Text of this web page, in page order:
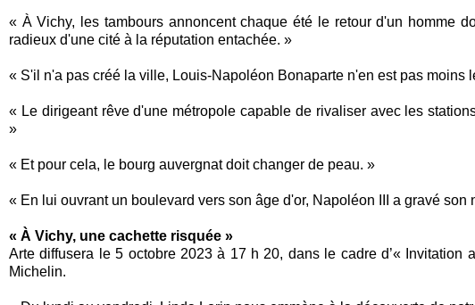
« À Vichy, les tambours annoncent chaque été le retour d'un homme
radieux d'une cité à la réputation entachée. »
« S'il n'a pas créé la ville, Louis-Napoléon Bonaparte n'en est pas moins
« Le dirigeant rêve d'une métropole capable de rivaliser avec les
»
« Et pour cela, le bourg auvergnat doit changer de peau. »
« En lui ouvrant un boulevard vers son âge d'or, Napoléon III a gravé son
« À Vichy, une cachette risquée »
Arte diffusera le 5 octobre 2023 à 17 h 20, dans le cadre d’« Invitation
Michelin.